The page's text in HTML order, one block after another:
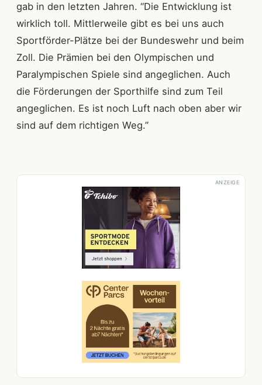
gab in den letzten Jahren. “Die Entwicklung ist
wirklich toll. Mittlerweile gibt es bei uns auch
Sportförder-Plätze bei der Bundeswehr und beim
Zoll. Die Prämien bei den Olympischen und
Paralympischen Spiele sind angeglichen. Auch
die Förderungen der Sporthilfe sind zum Teil
angeglichen. Es ist noch Luft nach oben aber wir
sind auf dem richtigen Weg.”
ANZEIGE